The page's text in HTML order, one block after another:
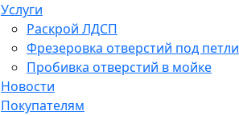
Услуги
Раскрой ЛДСП
Фрезеровка отверстий под петли
Пробивка отверстий в мойке
Новости
Покупателям